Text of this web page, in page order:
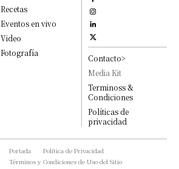
Recetas
Eventos en vivo
Video
Fotografía
Contacto>
Media Kit
Terminoss &
Condiciones
Políticas de
privacidad
Portada
Política de Privacidad
Términos y Condiciones de Uso del Sitio